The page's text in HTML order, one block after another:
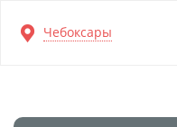
Перейти
к
Чебоксары